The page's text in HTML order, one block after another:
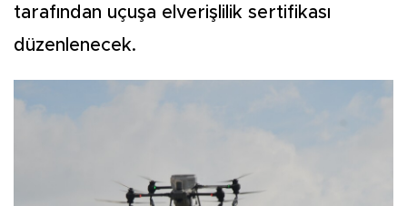
tarafından uçuşa elverişlilik sertifikası
düzenlenecek.